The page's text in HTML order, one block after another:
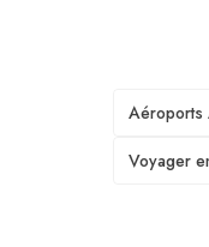
TAGS
Aéroports
Voyager